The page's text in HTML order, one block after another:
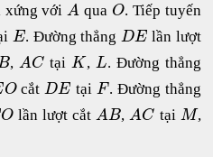
xứng với A qua O. Tiếp tuyến
E. Đường thẳng DE lần lượt
, AC tại K, L. Đường thẳng
Ocắt DE tại F. Đường thẳng
Olần lượt cắt AB, AC tại M,